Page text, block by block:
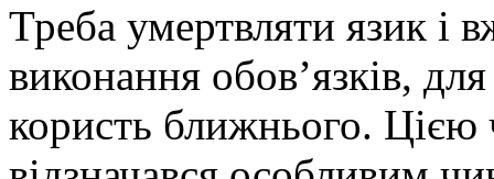
Треба умертвляти язик і
виконання обов’язків,
користь ближнього. Цією